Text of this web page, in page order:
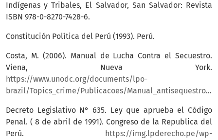
Indígenas y Tribales, El Salvador, San Salvador: Revista
ISBN 978-0-8270-7428-6.
Constitución Política del Perú (1993). Perú.
Costa, M. (2006). Manual de Lucha Contra el Secuestro.
Viena, Nueva York.
https://www.unodc.org/documents/lpo-
brazil/Topics_crime/Publicacoes/Manual_antisequestro_ONU.pdf
Decreto Legislativo N° 635. Ley que aprueba el Código
Penal. ( 8 de abril de 1991). Congreso de la Republica del
Perú.
https://img.lpderecho.pe/wp-